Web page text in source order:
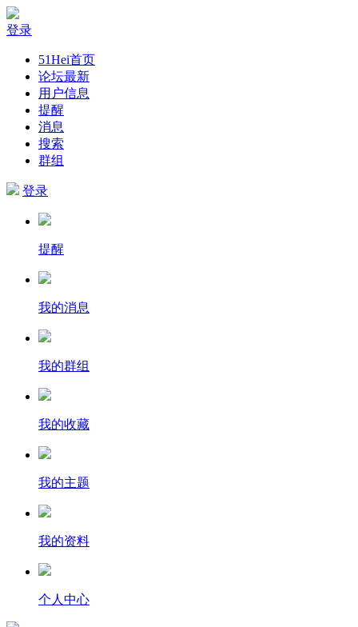
登录
51Hei首页
论坛最新
用户信息
提醒
消息
搜索
群组
登录
提醒
我的消息
我的群组
我的收藏
我的主题
我的资料
个人中心